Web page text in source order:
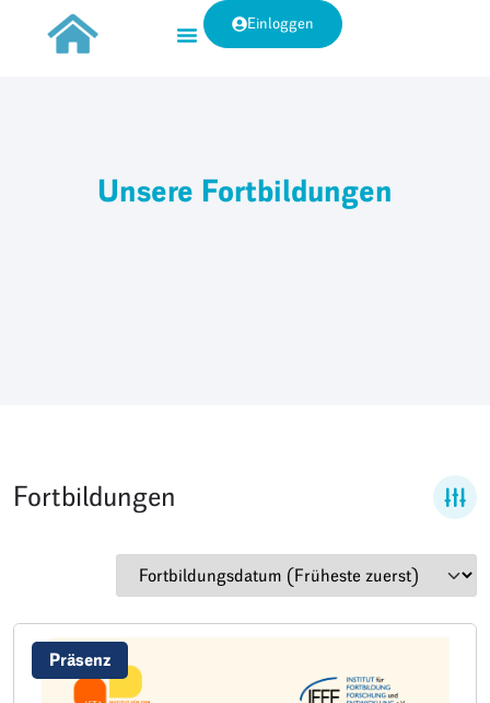
Einloggen
Unsere Fortbildungen
Fortbildungen
Präsenz